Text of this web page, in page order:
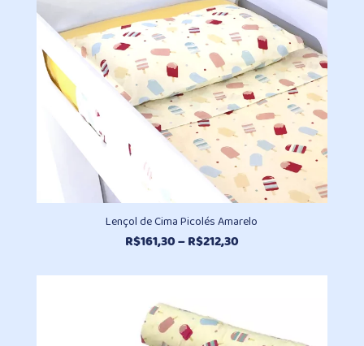
Lençol de Cima Picolés Amarelo
R$161,30–R$212,30Faixa
preço:
R$212,30